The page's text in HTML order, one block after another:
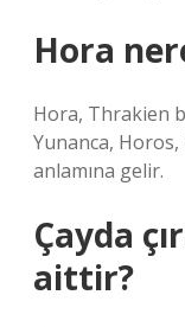
Hora
Hora, Thrakien
Yunanca, Horos,
anlamına gelir.
Çayda
aittir?